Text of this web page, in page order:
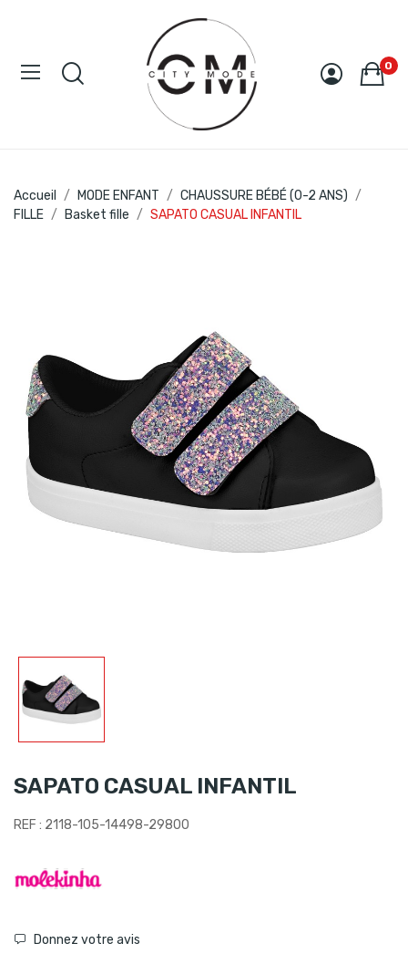
0
Accueil MODE ENFANT
CHAUSSURE BÉBÉ (0-2 ANS)
FILLE
Basket fille SAPATO CASUAL INFANTIL
SAPATO CASUAL INFANTIL
REF : 2118-105-14498-29800
Donnez votre avis